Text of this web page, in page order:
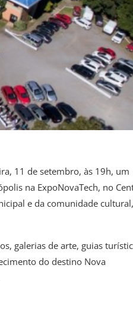
11 de setembro, às 19h, um
na ExpoNovaTech, no
e da comunidade
galerias de arte, guias
do destino Nova